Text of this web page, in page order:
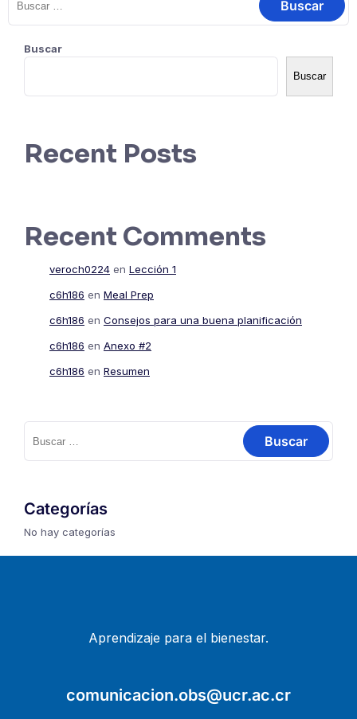
Buscar
Buscar
Recent Posts
Recent Comments
veroch0224 en Lección 1
c6h186 en Meal Prep
c6h186 en Consejos para una buena planificación
c6h186 en Anexo #2
c6h186 en Resumen
Buscar:
Categorías
No hay categorías
Aprendizaje para el bienestar.
comunicacion.obs@ucr.ac.cr